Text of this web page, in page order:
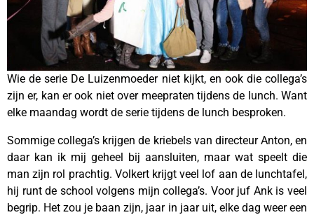
Wie de serie De Luizenmoeder niet kijkt, en ook die collega’s
zijn er, kan er ook niet over meepraten tijdens de lunch. Want
elke maandag wordt de serie tijdens de lunch besproken.
Sommige collega’s krijgen de kriebels van directeur Anton, en
daar kan ik mij geheel bij aansluiten, maar wat speelt die
man zijn rol prachtig. Volkert krijgt veel lof aan de lunchtafel,
hij runt de school volgens mijn collega’s. Voor juf Ank is veel
begrip. Het zou je baan zijn, jaar in jaar uit, elke dag weer een